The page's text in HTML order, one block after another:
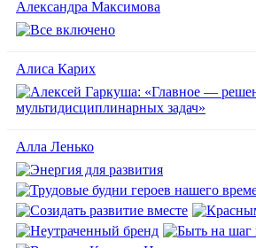
Александра Максимова
Алиса Карих
Алла Ленько